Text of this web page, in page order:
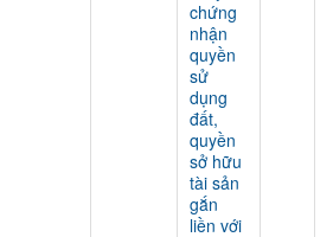
chứng
nhận
quyền
sử
dụng
đất,
quyền
sở hữu
tài sản
gắn
liền với